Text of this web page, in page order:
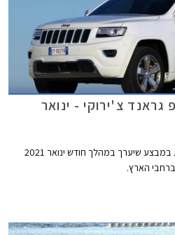
גראנד צ'ירוקי - ינואר
סמלת, יבואנית ג'יפ לישראל, יוצאת במבצע שיערך במהלך חודש ינואר 2021
הארץ.